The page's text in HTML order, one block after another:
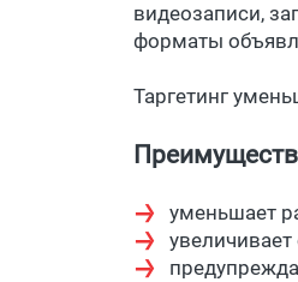
видеозаписи,
форматы
Таргетинг
уменьшает
увеличивает